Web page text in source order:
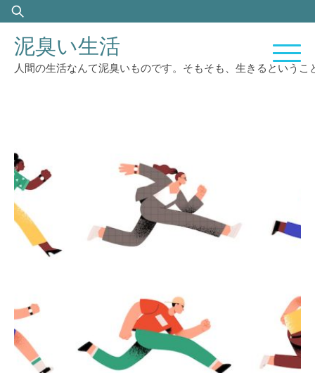
Skip
to
content
索:
泥臭い生活
人間の生活なんて泥臭いものです。そもそも、生きるという